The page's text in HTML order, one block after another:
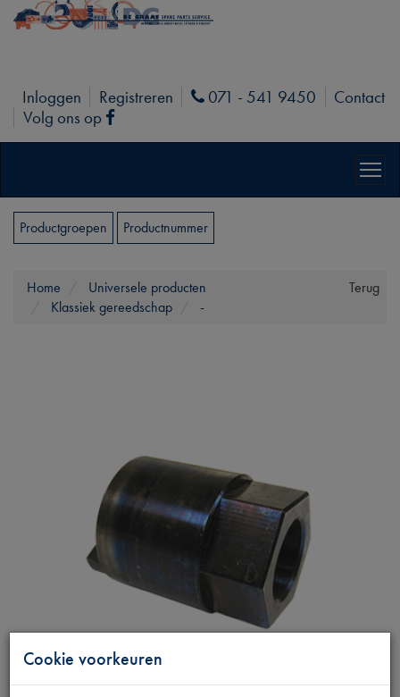
Inloggen Registreren Phone
071 - 541 9450
Contact
Volg ons op
Facebook
Productgroepen Productnummer
Terug
Home
Universele producten
Klassiek gereedschap
-
Cookie voorkeuren